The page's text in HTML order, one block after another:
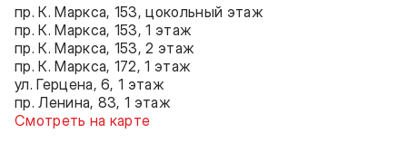
пр. К. Маркса, 153, цокольный этаж
пр. К. Маркса, 153, 1 этаж
пр. К. Маркса, 153, 2 этаж
пр. К. Маркса, 172, 1 этаж
ул. Герцена, 6, 1 этаж
пр. Ленина, 83, 1 этаж
Смотреть на карте